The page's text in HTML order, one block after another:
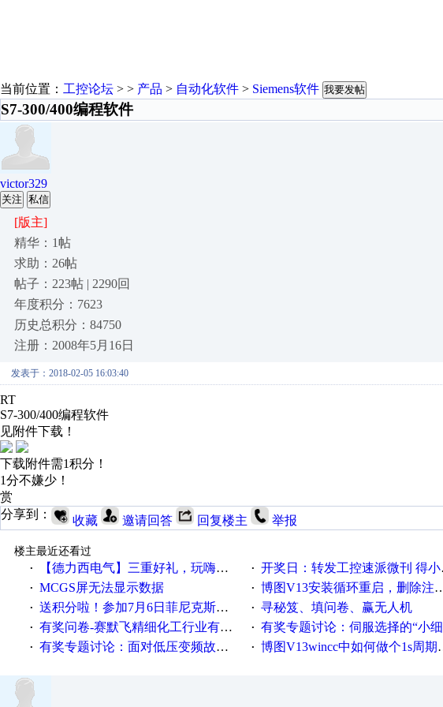
当前位置： 工控论坛 > > 产品 > 自动化软件 > Siemens软件 我要发帖
S7-300/400编程软件
victor329
关注 私信
[版主]
精华：1帖
求助：26帖
帖子：223帖 | 2290回
年度积分：7623
历史总积分：84750
注册：2008年5月16日
发表于：2018-02-05 16:03:40
RT
S7-300/400编程软件
见附件下载！
下载附件需1积分！
1分不嫌少！
赏
分享到：
收藏 邀请回答 回复楼主 举报
楼主最近还看过
·
【德力西电气】三重好礼，玩嗨夏日！ · 开奖日：转发工控速派微刊 得小米手环 中奖通知
· MCGS屏无法显示数据 · 博图V13安装循环重启，删除注册表信息没有用
· 送积分啦！参加7月6日菲尼克斯在线研讨会即得 · 寻秘笈、填问卷、赢无人机
· 有奖问卷-赛默飞精细化工行业有奖调查来袭！ · 有奖专题讨论：伺服选择的“小细节大学问”奖励公告
· 有奖专题讨论：面对低压变频故障，老手是这样解决的！ · 博图V13wincc中如何做个1s周期循环的脚本